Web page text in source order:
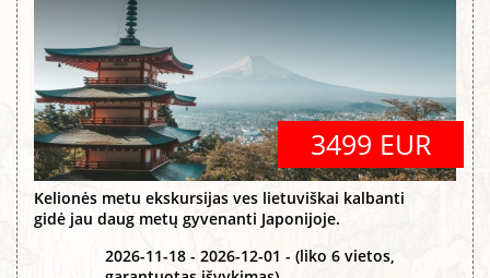
3499 EUR
Kelionės metu ekskursijas ves lietuviškai kalbanti
gidė jau daug metų gyvenanti Japonijoje.
2026-11-18 - 2026-12-01 - (liko 6 vietos,